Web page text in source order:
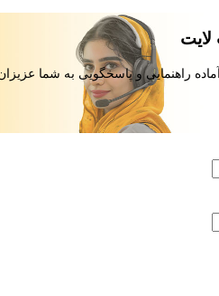
راهنمایی و پاسخگویی به شما